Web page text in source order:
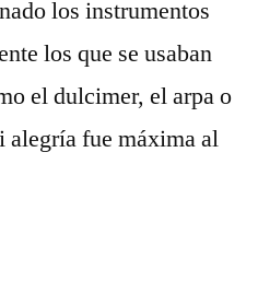
los instrumentos
los que se usaban
el dulcimer, el arpa o
alegría fue máxima al